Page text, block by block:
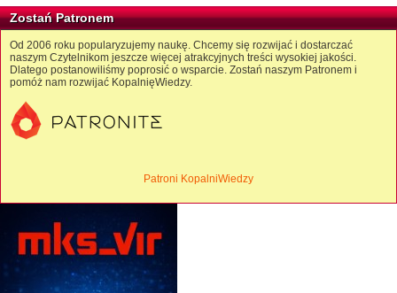
Zostań Patronem
Od 2006 roku popularyzujemy naukę. Chcemy się rozwijać i dostarczać
naszym Czytelnikom jeszcze więcej atrakcyjnych treści wysokiej jakości.
Dlatego postanowiliśmy poprosić o wsparcie. Zostań naszym Patronem i
pomóż nam rozwijać KopalnięWiedzy.
Patroni KopalniWiedzy